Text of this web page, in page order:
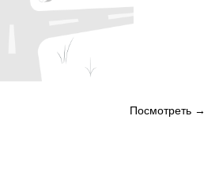
Посмотреть →